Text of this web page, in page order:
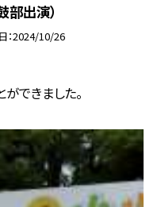
部出演）
2024/10/26
できました。